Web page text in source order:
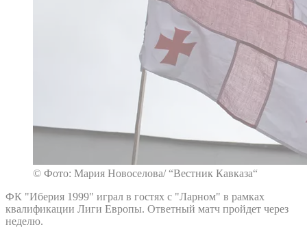
© Фото: Мария Новоселова/ “Вестник Кавказа“
ФК "Иберия 1999" играл в гостях с "Ларном" в рамках
квалификации Лиги Европы. Ответный матч пройдет через
неделю.